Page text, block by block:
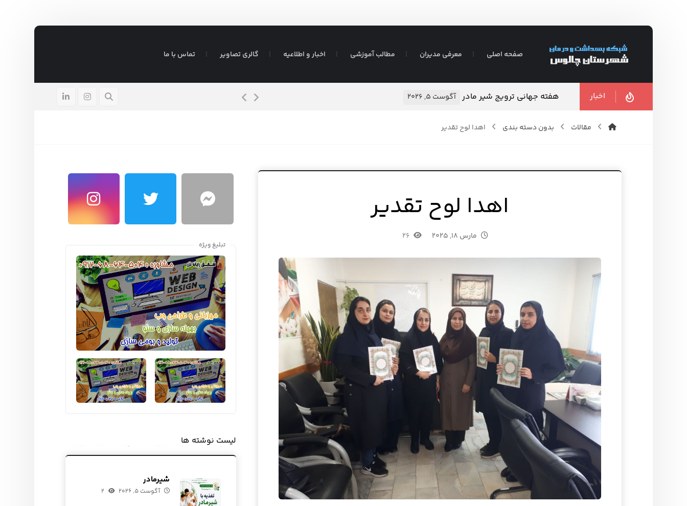
صفحه اصلی معرفی مدیران مطالب آموزشی اخبار و اطلاعیه گالری تصاویر تماس با ما
اخبار شیرمادر هفته جهانی ترویج شیر مادر آگوست ۵, ۲۰۲۶
مقالات بدون دسته بندی اهدا لوح تقدیر
اهدا لوح تقدیر
مارس ۱۸, ۲۰۲۵ ۲۶
تبلیغ ویژه
لیست نوشته ها
شیرمادر
آگوست ۵, ۲۰۲۶ ۲